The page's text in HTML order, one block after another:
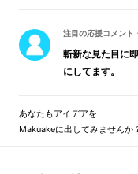
注目の応援コメント
斬新な見た目に
にしてます。
あなたもアイデアを
Makuakeに出してみませんか